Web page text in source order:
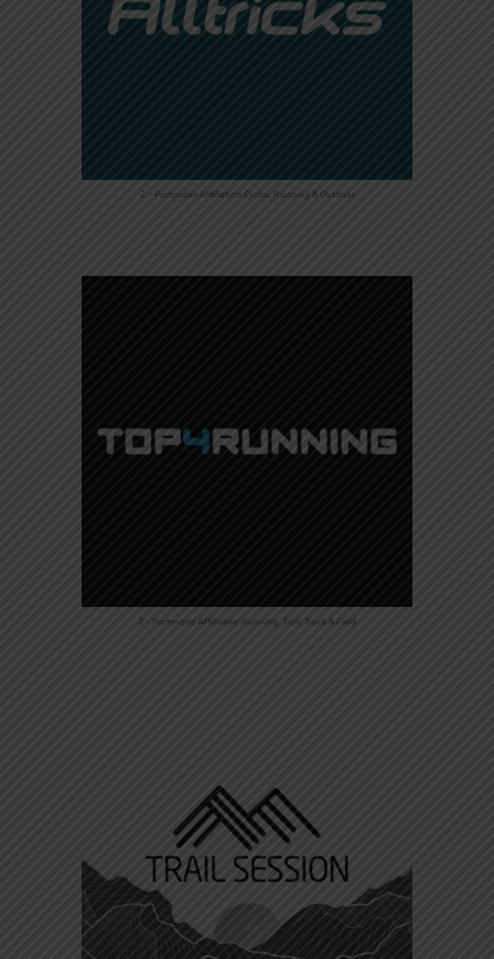
2 – Partenaire Affiliation Cycles, Running & Outdoor
3 – Partenaire Affiliation Running, Trail, Track & Field